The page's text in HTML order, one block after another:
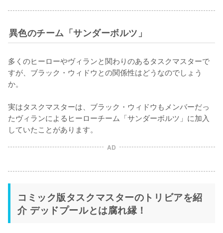
異色のチーム「サンダーボルツ」
多くのヒーローやヴィランと関わりのあるタスクマスターで
すが、ブラック・ウィドウとの関係性はどうなのでしょう
か。
実はタスクマスターは、ブラック・ウィドウもメンバーだっ
たヴィランによるヒーローチーム「サンダーボルツ」に加入
していたことがあります。
AD
コミック版タスクマスターのトリビアを紹
介 デッドプールとは腐れ縁！